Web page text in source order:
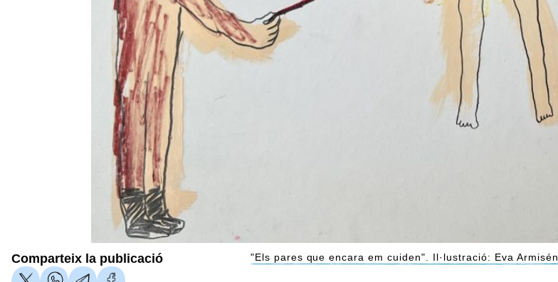
"Els pares que encara em cuiden". Il·lustració: Eva Armisén
Comparteix la publicació